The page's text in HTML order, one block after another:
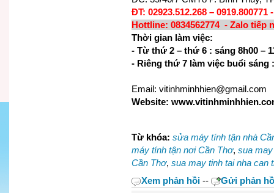
ĐT: 02923.512.268 – 0919.800771
Hottline: 0834562774 - Zalo tiếp
Thời gian làm việc:
- Từ thứ 2 – thứ 6 : sáng 8h00 –
- Riêng thứ 7 làm việc buổi sáng
Email: vitinhminhhien@gmail.com
Website:
Từ khóa: sửa máy tính tận nhà
máy tính tận nơi Cần Thơ, sua
Cần Thơ, sua may tinh tai nha can
Xem phản hồi -- Gửi phản